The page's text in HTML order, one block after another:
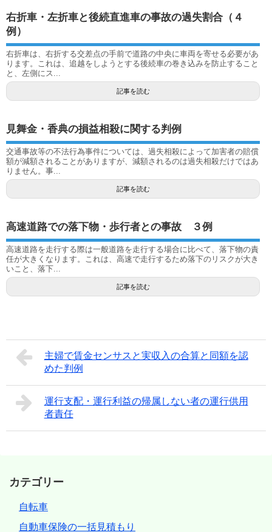
右折車・左折車と後続直進車の事故の過失割合（４
例）
右折車は、右折する交差点の手前で道路の中央に車両を寄せる必要があ
ります。これは、追越をしようとする後続車の巻き込みを防止すること
と、左側にス...
記事を読む
見舞金・香典の損益相殺に関する判例
交通事故等の不法行為事件については、過失相殺によって加害者の賠償
額が減額されることがありますが、減額されるのは過失相殺だけではあ
りません。事...
記事を読む
高速道路での落下物・歩行者との事故 ３例
高速道路を走行する際は一般道路を走行する場合に比べて、落下物の責
任が大きくなります。これは、高速で走行するため落下のリスクが大き
いこと、落下...
記事を読む
主婦で賃金センサスと実収入の合算と同額を認
めた判例
運行支配・運行利益の帰属しない者の運行供用
者責任
カテゴリー
自転車
自動車保険の一括見積もり